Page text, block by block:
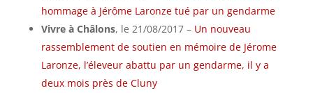
hommage à Jérôme Laronze tué par un gendarme
Vivre à Châlons, le 21/08/2017 – Un nouveau
rassemblement de soutien en mémoire de Jérome
Laronze, l’éleveur abattu par un gendarme, il y a
deux mois près de Cluny